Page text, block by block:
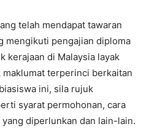
telah mendapat tawaran
mengikuti pengajian diploma
kerajaan di Malaysia layak
terperinci berkaitan
ini, sila rujuk
syarat permohonan, cara
diperlunkan dan lain-lain.